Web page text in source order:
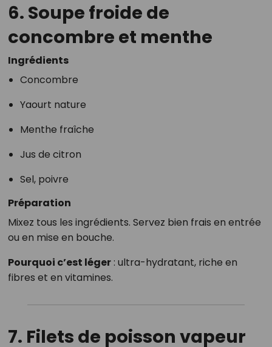
6. Soupe froide de
concombre et menthe
Ingrédients
Concombre
Yaourt nature
Menthe fraîche
Jus de citron
Sel, poivre
Préparation
Mixez tous les ingrédients. Servez bien frais en entrée
ou en mise en bouche.
Pourquoi c’est léger: ultra-hydratant, riche en
fibres et en vitamines.
7. Filets de poisson vapeur